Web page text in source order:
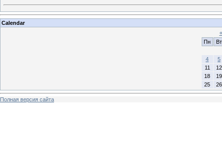
Calendar
«
Пн
Вт
4
5
11
12
18
19
25
26
Полная версия сайта